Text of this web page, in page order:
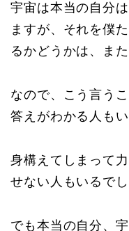
宇宙は本当の自分
ますが、それを僕
るかどうかは、ま
なので、こう言う
答えがわかる人もい
身構えてしまって
せない人もいるでし
でも本当の自分、